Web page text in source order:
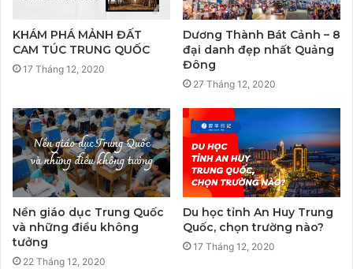
KHÁM PHÁ MẢNH ĐẤT
CAM TÚC TRUNG QUỐC
17 Tháng 12, 2020
Dương Thành Bát Cảnh – 8
đại danh đẹp nhất Quảng
Đông
27 Tháng 12, 2020
Nền giáo dục Trung Quốc
và những điều không
tưởng
22 Tháng 12, 2020
Du học tỉnh An Huy Trung
Quốc, chọn trường nào?
17 Tháng 12, 2020